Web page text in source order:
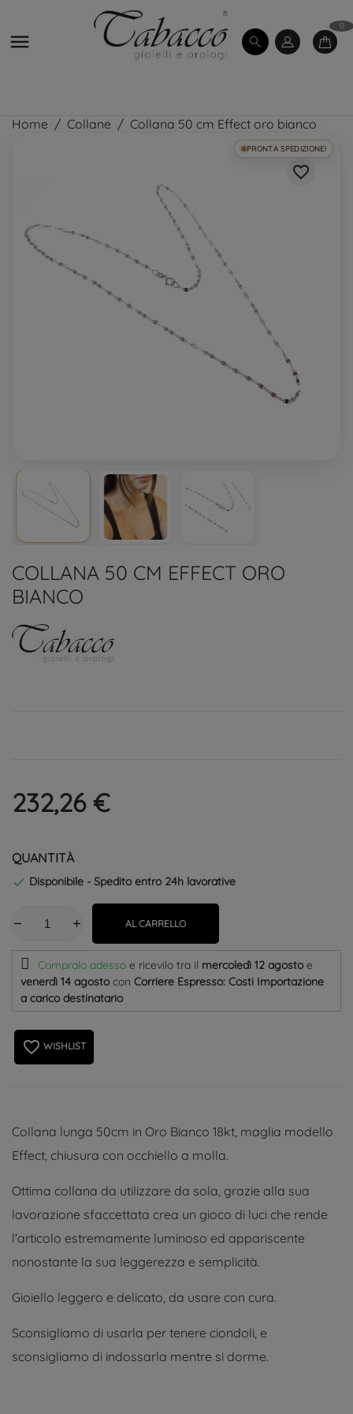

0
Home Collane Collana 50 cm Effect oro bianco
PRONTA SPEDIZIONE!
favorite_border
COLLANA 50 CM EFFECT ORO
BIANCO
232,26 €
QUANTITÀ
 Disponibile - Spedito entro 24h lavorative
AL CARRELLO
Compralo adesso e ricevilo tra il mercoledì 12 agostoe
venerdì 14 agosto con Corriere Espresso: Costi Importazione
a carico destinatario
favorite_border WISHLIST
Collana lunga 50cm in Oro Bianco 18kt, maglia modello
Effect, chiusura con occhiello a molla.
Ottima collana da utilizzare da sola, grazie alla sua
lavorazione sfaccettata crea un gioco di luci che rende
l'articolo estremamente luminoso ed appariscente
nonostante la sua leggerezza e semplicità.
Gioiello leggero e delicato, da usare con cura.
Sconsigliamo di usarla per tenere ciondoli, e
sconsigliamo di indossarla mentre si dorme.